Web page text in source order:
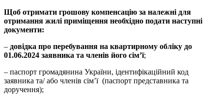
Щоб отримати грошову компенсацію за належні для
отримання жилі приміщення необхідно подати наступні
документи:
– довідка про перебування на квартирному обліку до
01.06.2024 заявника та членів його сім’ї;
– паспорт громадянина України, ідентифікаційний код
заявника та/ або членів сім’ї (паспорт представника та
доручення);